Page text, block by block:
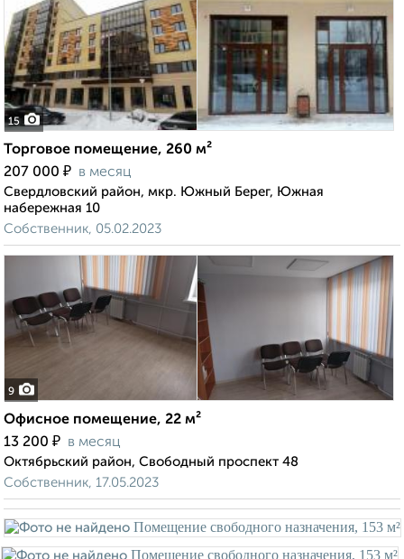
15
Торговое помещение, 260 м²
207 000 ₽ в месяц
Свердловский район, мкр. Южный Берег, Южная
набережная 10
Собственник, 05.02.2023
9
Офисное помещение, 22 м²
13 200 ₽ в месяц
Октябрьский район, Свободный проспект 48
Собственник, 17.05.2023